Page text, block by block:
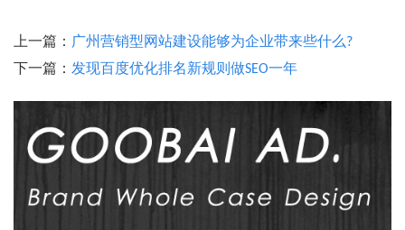
上一篇： 广州营销型网站建设能够为企业带来些什么?
下一篇： 发现百度优化排名新规则做SEO一年